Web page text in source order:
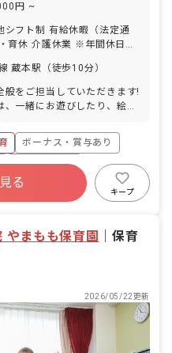
円 ~
シフト制 有給休暇（法定通
育休 介護休業 ※年間休日
蔵本駅（徒歩10分）
般をご担当していただきます!
、一緒にお遊びしたり、絵本
着替え、お散歩などをお任せ
ボーナス・賞与あり
福利厚生充実
あり
産休育休制度
る
キープ
やまもも保育園
保育
2026/05/22更新